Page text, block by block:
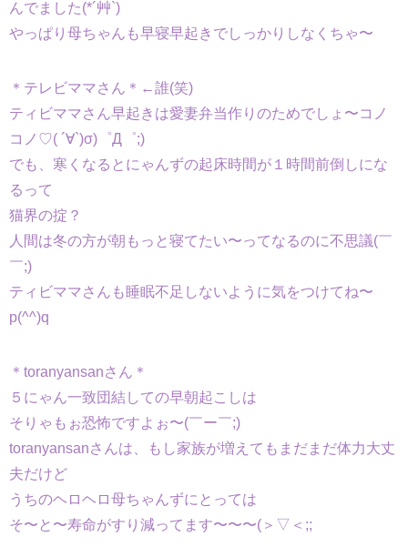
んでました(*´艸`)
やっぱり母ちゃんも早寝早起きでしっかりしなくちゃ〜
＊テレビママさん＊←誰(笑)
ティビママさん早起きは愛妻弁当作りのためでしょ〜コノ
コノ♡( ´∀`)σ)゜Д゜;)
でも、寒くなるとにゃんずの起床時間が１時間前倒しにな
るって
猫界の掟？
人間は冬の方が朝もっと寝てたい〜ってなるのに不思議(￣
￣;)
ティビママさんも睡眠不足しないように気をつけてね〜
p(^^)q
＊toranyansanさん＊
５にゃん一致団結しての早朝起こしは
そりゃもぉ恐怖ですよぉ〜(￣ー￣;)
toranyansanさんは、もし家族が増えてもまだまだ体力大丈
夫だけど
うちのヘロヘロ母ちゃんずにとっては
そ〜と〜寿命がすり減ってます〜〜〜(＞▽＜;;